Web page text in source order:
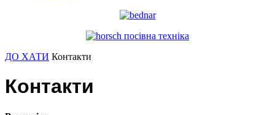
ДО ХАТИ Контакти
Контакти